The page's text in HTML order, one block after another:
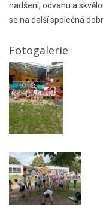
nadšení, odvahu a
se na další společná
Fotogalerie